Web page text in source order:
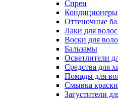
Спреи
Кондиционеры
Оттеночные
Лаки для волос
Воски для
Бальзамы
Осветлители
Средства для
Помады для
Смывка
Загустители